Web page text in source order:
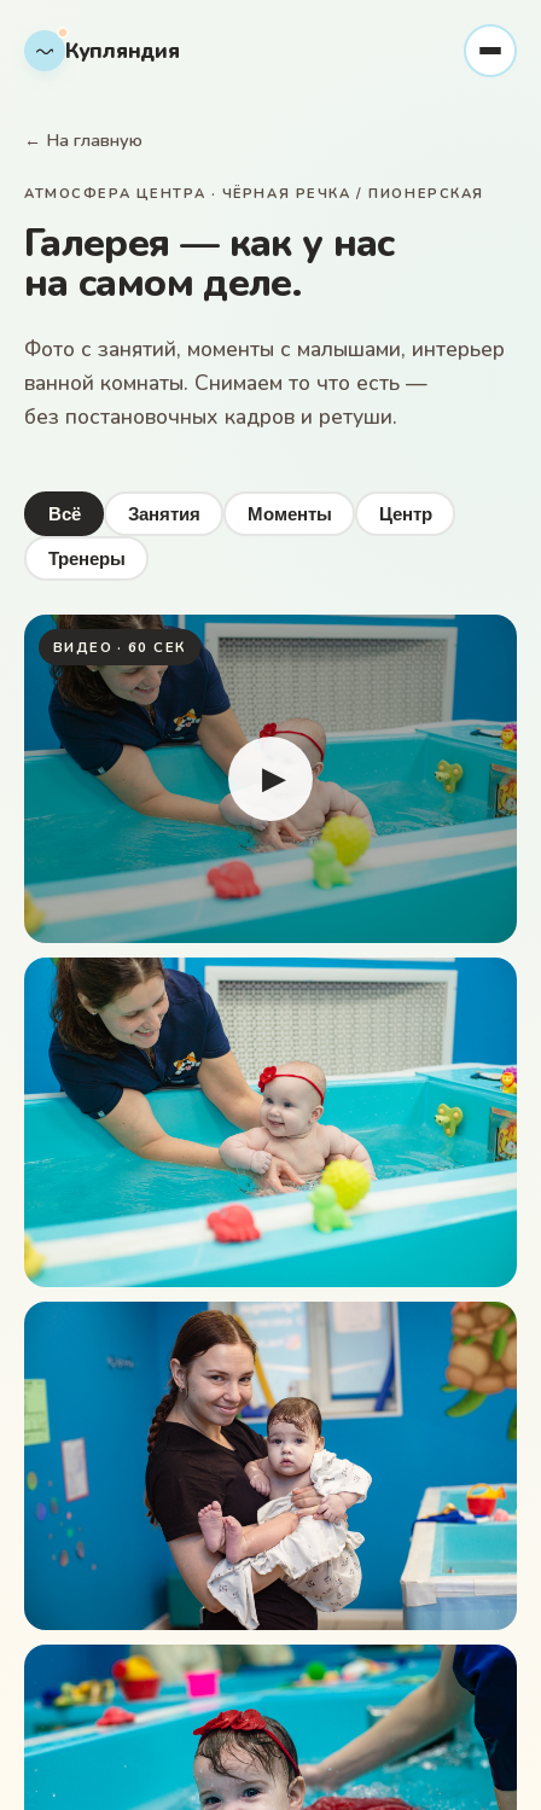
Купляндия
← На главную
АТМОСФЕРА ЦЕНТРА · ЧЁРНАЯ РЕЧКА / ПИОНЕРСКАЯ
Галерея — как у нас
на самом деле.
Фото с занятий, моменты с малышами, интерьер
ванной комнаты. Снимаем то что есть —
без постановочных кадров и ретуши.
Всё Занятия Моменты Центр
Тренеры
▶
ВИДЕО · 60 СЕК